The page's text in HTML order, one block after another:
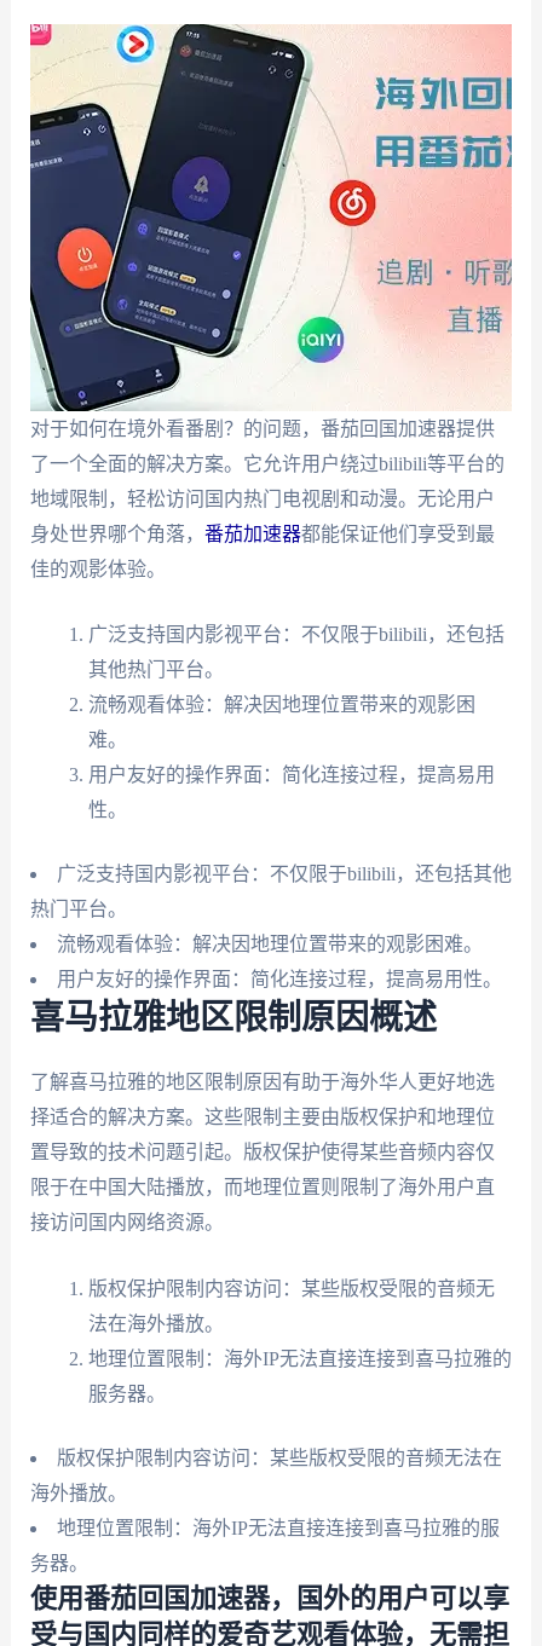
对于如何在境外看番剧？的问题，番茄回国加速器提供
了一个全面的解决方案。它允许用户绕过bilibili等平台的
地域限制，轻松访问国内热门电视剧和动漫。无论用户
身处世界哪个角落， 番茄加速器都能保证他们享受到最
佳的观影体验。
广泛支持国内影视平台：不仅限于bilibili，还包括
其他热门平台。
流畅观看体验：解决因地理位置带来的观影困
难。
用户友好的操作界面：简化连接过程，提高易用
性。
广泛支持国内影视平台：不仅限于bilibili，还包括其他
热门平台。
流畅观看体验：解决因地理位置带来的观影困难。
用户友好的操作界面：简化连接过程，提高易用性。
喜马拉雅地区限制原因概述
了解喜马拉雅的地区限制原因有助于海外华人更好地选
择适合的解决方案。这些限制主要由版权保护和地理位
置导致的技术问题引起。版权保护使得某些音频内容仅
限于在中国大陆播放，而地理位置则限制了海外用户直
接访问国内网络资源。
版权保护限制内容访问：某些版权受限的音频无
法在海外播放。
地理位置限制：海外IP无法直接连接到喜马拉雅的
服务器。
版权保护限制内容访问：某些版权受限的音频无法在
海外播放。
地理位置限制：海外IP无法直接连接到喜马拉雅的服
务器。
使用番茄回国加速器，国外的用户可以享
受与国内同样的爱奇艺观看体验，无需担